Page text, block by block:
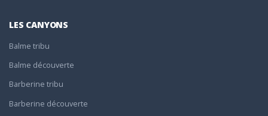
LES CANYONS
Balme tribu
Balme découverte
Barberine tribu
Barberine découverte